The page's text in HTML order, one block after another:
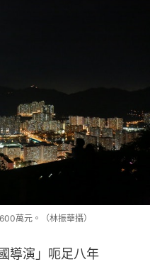
萬元。（林振華攝）
導演」呃足八年